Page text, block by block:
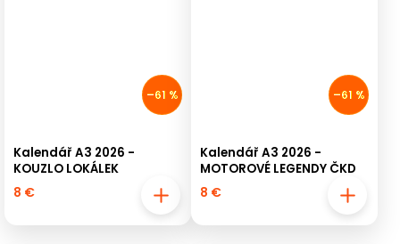
–61 %
Kalendář A3 2026 -
KOUZLO LOKÁLEK
8 €
–61 %
Kalendář A3 2026 -
MOTOROVÉ LEGENDY ČKD
8 €